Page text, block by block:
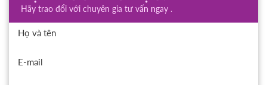
Hãy trao đổi với chuyên gia tư vấn ngay .
Họ và tên
E-mail